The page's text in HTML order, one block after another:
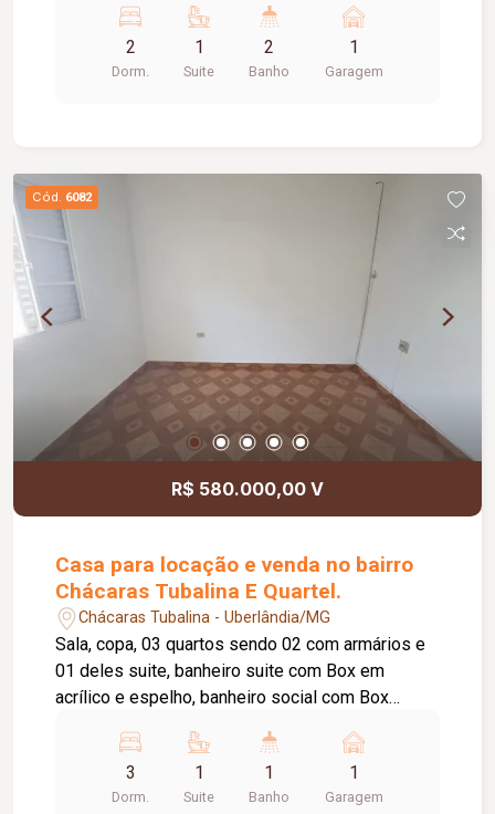
2
Dorm.
1
Suite
2
Banho
1
Garagem
Cód. 6082
R$ 580.000,00 V
Casa para locação e venda no bairro
Chácaras Tubalina E Quartel.
Chácaras Tubalina - Uberlândia/MG
Sala, copa, 03 quartos sendo 02 com armários e
01 deles suite, banheiro suite com Box em
acrílico e espelho, banheiro social com Box
quintal com canil, portão manual, cerca elétrica, 01
vaga de garagem.
3
Dorm.
1
Suite
1
Banho
1
Garagem